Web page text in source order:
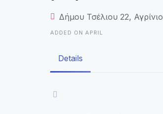
Δήμου Τσέλιου 22,
ADDED ON APRIL
Details